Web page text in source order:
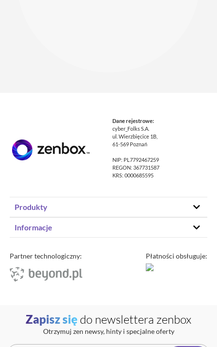
Dane rejestrowe:
cyber_Folks S.A.
ul. Wierzbięcice 1B,
61-569 Poznań
NIP: PL7792467259
REGON: 367731587
KRS: 0000685595
Produkty
Transfer domeny
Poczta e-mail
Generator haseł
Sprawdź IP
Informacje
Program partnerski
Blog
Kariera
Ochrona Danych Osobowych
Zapisz się do newslettera zenbox
Otrzymuj zen newsy, hinty i specjalne oferty
Partner technologiczny: Płatności obsługuje: